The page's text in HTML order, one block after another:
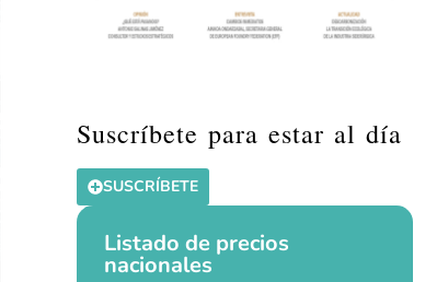
Suscríbete para estar al día
SUSCRÍBETE
Listado de precios
nacionales